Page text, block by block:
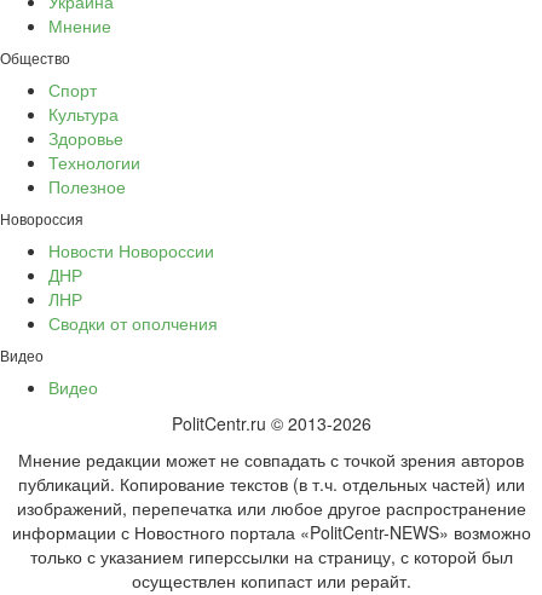
Мнение
Общество
Спорт
Культура
Здоровье
Технологии
Полезное
Новороссия
Новости Новороссии
ДНР
ЛНР
Сводки от ополчения
Видео
Видео
PolitCentr.ru © 2013-2026
Мнение редакции может не совпадать с точкой зрения авторов
публикаций. Копирование текстов (в т.ч. отдельных частей) или
изображений, перепечатка или любое другое распространение
информации с Новостного портала «PolitCentr-NEWS» возможно
только с указанием гиперссылки на страницу, с которой был
осуществлен копипаст или рерайт.